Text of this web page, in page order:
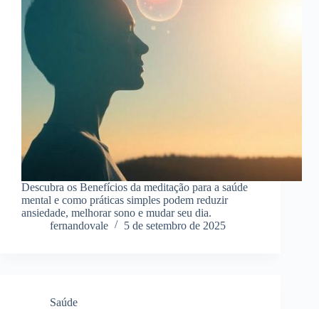
Descubra os Benefícios da meditação para a saúde
mental e como práticas simples podem reduzir
ansiedade, melhorar sono e mudar seu dia.
fernandovale
5 de setembro de 2025
Saúde